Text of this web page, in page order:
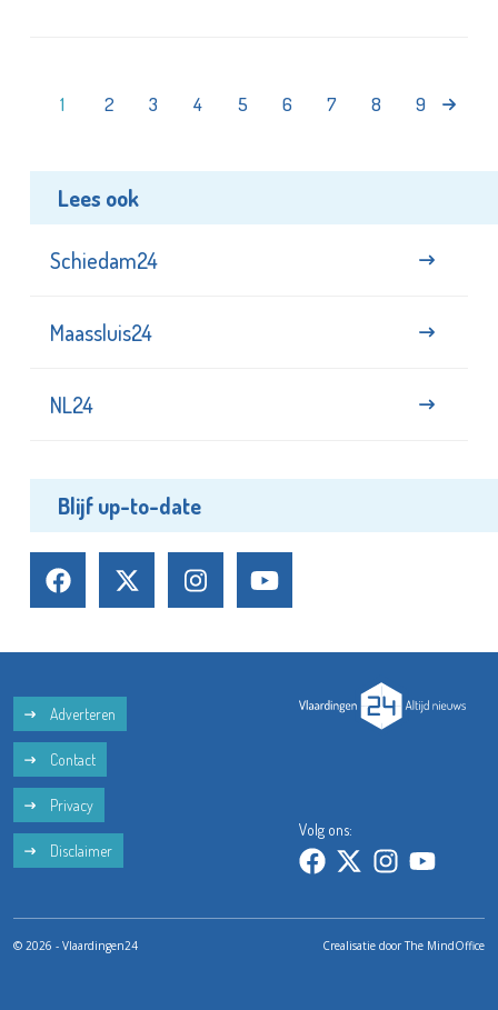
1 2 3 4 5 6 7 8 9
Lees ook
Schiedam24
Maassluis24
NL24
Blijf up-to-date
Adverteren
Contact
Privacy
Disclaimer
Volg ons:
© 2026 - Vlaardingen24 Crealisatie doorThe MindOffice